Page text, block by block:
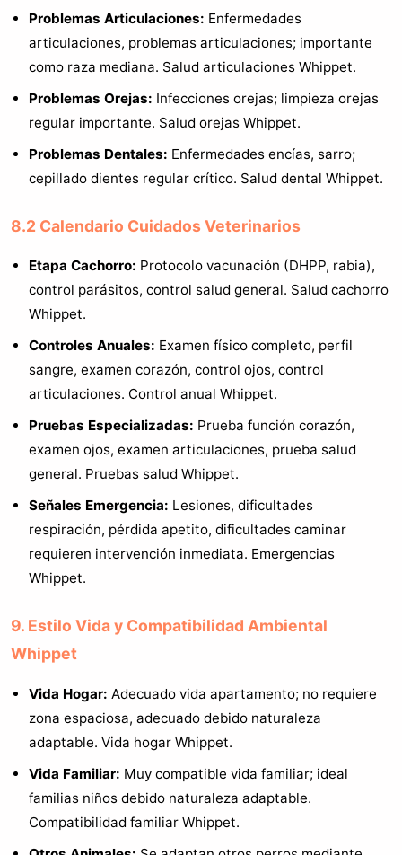
Problemas Articulaciones: Enfermedades
articulaciones, problemas articulaciones; importante
como raza mediana. Salud articulaciones Whippet.
Problemas Orejas: Infecciones orejas; limpieza orejas
regular importante. Salud orejas Whippet.
Problemas Dentales: Enfermedades encías, sarro;
cepillado dientes regular crítico. Salud dental Whippet.
8.2 Calendario Cuidados Veterinarios
Etapa Cachorro: Protocolo vacunación (DHPP, rabia),
control parásitos, control salud general. Salud cachorro
Whippet.
Controles Anuales: Examen físico completo, perfil
sangre, examen corazón, control ojos, control
articulaciones. Control anual Whippet.
Pruebas Especializadas: Prueba función corazón,
examen ojos, examen articulaciones, prueba salud
general. Pruebas salud Whippet.
Señales Emergencia: Lesiones, dificultades
respiración, pérdida apetito, dificultades caminar
requieren intervención inmediata. Emergencias
Whippet.
9. Estilo Vida y Compatibilidad Ambiental
Whippet
Vida Hogar: Adecuado vida apartamento; no requiere
zona espaciosa, adecuado debido naturaleza
adaptable. Vida hogar Whippet.
Vida Familiar: Muy compatible vida familiar; ideal
familias niños debido naturaleza adaptable.
Compatibilidad familiar Whippet.